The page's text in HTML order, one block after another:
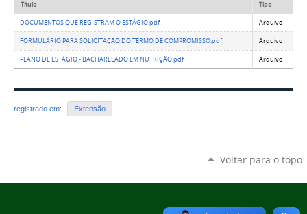
Título Tipo
DOCUMENTOS QUE REGISTRAM O ESTÁGIO.pdf Arquivo
FORMULÁRIO PARA SOLICITAÇÃO DO TERMO DE COMPROMISSO.pdf Arquivo
PLANO DE ESTÁGIO - BACHARELADO EM NUTRIÇÃO.pdf Arquivo
registrado em: Extensão
Voltar para o topo